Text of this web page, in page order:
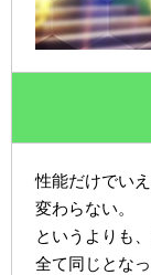
性能だけでい
変わらない。
というよりも
全て同じとなっ